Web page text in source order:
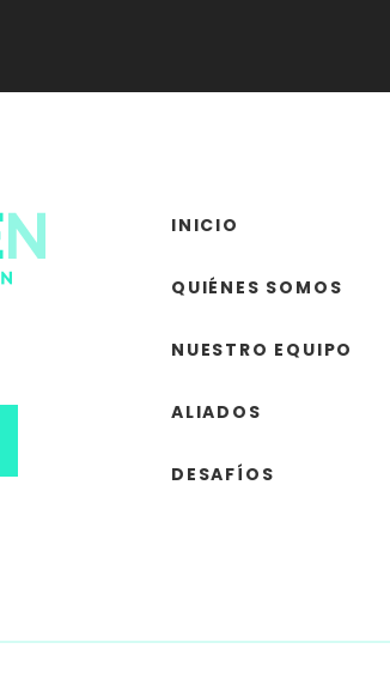
INICIO
QUIÉNES SOMOS
NUESTRO EQUIPO
ALIADOS
DESAFÍOS